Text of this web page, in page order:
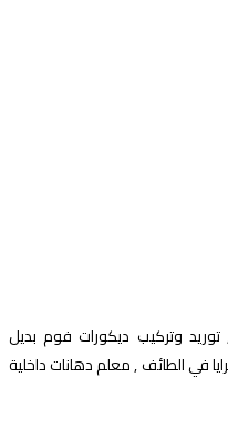
وتركيب ديكورات فوم بديل
في الطائف , معلم دهانات داخلية